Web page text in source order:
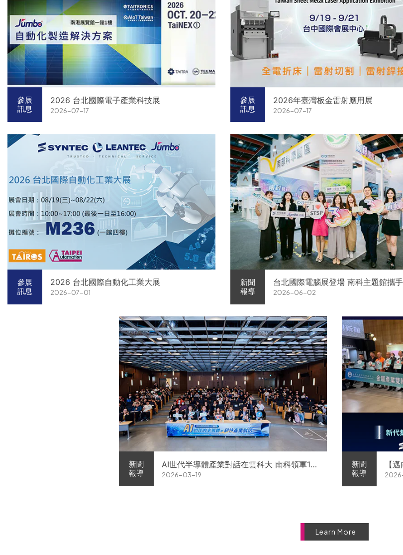
參展
訊息
2026 台北國際電子產業科技展
2026-07-17
參展
訊息
2026年臺灣板金雷射應用展
2026-07-17
參展
訊息
2026 台北國際自動化工業大展
2026-07-01
新聞
報導
台北國際電腦展登場 南科主題館攜
展現AI供應鏈實力
2026-06-02
新聞
報導
AI世代半導體產業對話在雲科大 南科領軍11
家企業前進校園徵才
2026-03-19
新聞
報導
【
屬中
Learn More